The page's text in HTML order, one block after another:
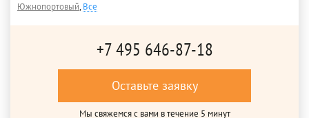
Южнопортовый,Все
+7 495 646-87-18
Оставьте заявку
Мы свяжемся с вами в течение 5 минут